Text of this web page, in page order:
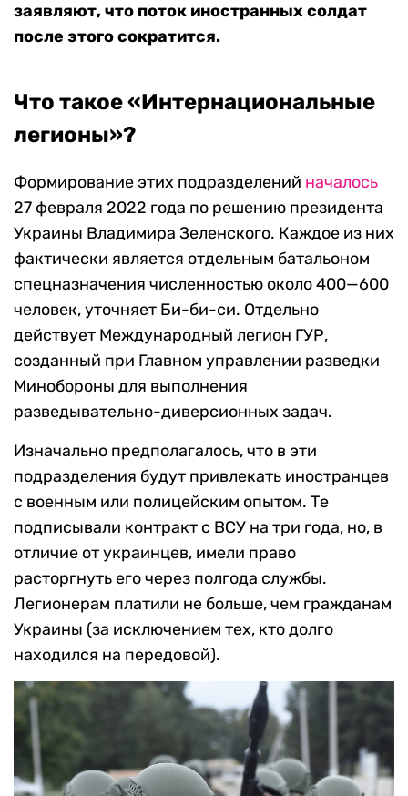
заявляют, что поток иностранных солдат
после этого сократится.
Что такое «Интернациональные
легионы»?
Формирование этих подразделений началось
27 февраля 2022 года по решению президента
Украины Владимира Зеленского. Каждое из них
фактически является отдельным батальоном
спецназначения численностью около 400—600
человек, уточняет Би-би-си. Отдельно
действует Международный легион ГУР,
созданный при Главном управлении разведки
Минобороны для выполнения
разведывательно-диверсионных задач.
Изначально предполагалось, что в эти
подразделения будут привлекать иностранцев
с военным или полицейским опытом. Те
подписывали контракт с ВСУ на три года, но, в
отличие от украинцев, имели право
расторгнуть его через полгода службы.
Легионерам платили не больше, чем гражданам
Украины (за исключением тех, кто долго
находился на передовой).